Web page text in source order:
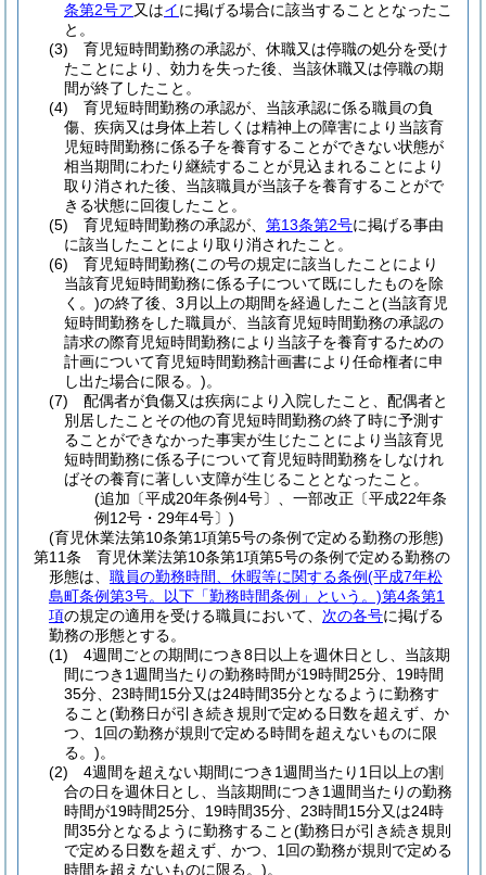
条第2号ア又はイに掲げる場合に該当することとなったこ
と。
(3)
育児短時間勤務の承認が、休職又は停職の処分を受け
たことにより、効力を失った後、当該休職又は停職の期
間が終了したこと。
(4)
育児短時間勤務の承認が、当該承認に係る職員の負
傷、疾病又は身体上若しくは精神上の障害により当該育
児短時間勤務に係る子を養育することができない状態が
相当期間にわたり継続することが見込まれることにより
取り消された後、当該職員が当該子を養育することがで
きる状態に回復したこと。
(5)
育児短時間勤務の承認が、 第13条第2号に掲げる事由
に該当したことにより取り消されたこと。
(6)
育児短時間勤務(この号の規定に該当したことにより
当該育児短時間勤務に係る子について既にしたものを除
く。)の終了後、3月以上の期間を経過したこと(当該育児
短時間勤務をした職員が、当該育児短時間勤務の承認の
請求の際育児短時間勤務により当該子を養育するための
計画について育児短時間勤務計画書により任命権者に申
し出た場合に限る。)。
(7)
配偶者が負傷又は疾病により入院したこと、配偶者と
別居したことその他の育児短時間勤務の終了時に予測す
ることができなかった事実が生じたことにより当該育児
短時間勤務に係る子について育児短時間勤務をしなけれ
ばその養育に著しい支障が生じることとなったこと。
(追加〔平成20年条例4号〕、一部改正〔平成22年条
例12号・29年4号〕)
(育児休業法第10条第1項第5号の条例で定める勤務の形態)
第11条
育児休業法第10条第1項第5号の条例で定める勤務の
形態は、 職員の勤務時間、休暇等に関する条例(平成7年松
島町条例第3号。以下「勤務時間条例」という。)第4条第1
項の規定の適用を受ける職員において、 次の各号に掲げる
勤務の形態とする。
(1)
4週間ごとの期間につき8日以上を週休日とし、当該期
間につき1週間当たりの勤務時間が19時間25分、19時間
35分、23時間15分又は24時間35分となるように勤務す
ること(勤務日が引き続き規則で定める日数を超えず、か
つ、1回の勤務が規則で定める時間を超えないものに限
る。)。
(2)
4週間を超えない期間につき1週間当たり1日以上の割
合の日を週休日とし、当該期間につき1週間当たりの勤務
時間が19時間25分、19時間35分、23時間15分又は24時
間35分となるように勤務すること(勤務日が引き続き規則
で定める日数を超えず、かつ、1回の勤務が規則で定める
時間を超えないものに限る。)。